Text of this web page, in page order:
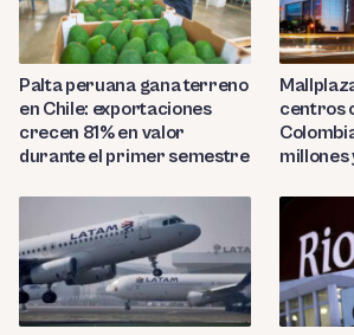
Palta peruana gana terreno
en Chile: exportaciones
crecen 81% en valor
durante el primer semestre
centros
millones